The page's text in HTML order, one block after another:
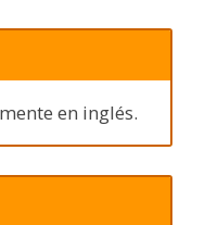
en inglés.